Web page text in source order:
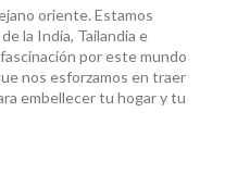
oriente. Estamos
la India, Tailandia e
por este mundo
nos esforzamos en traer
embellecer tu hogar y tu